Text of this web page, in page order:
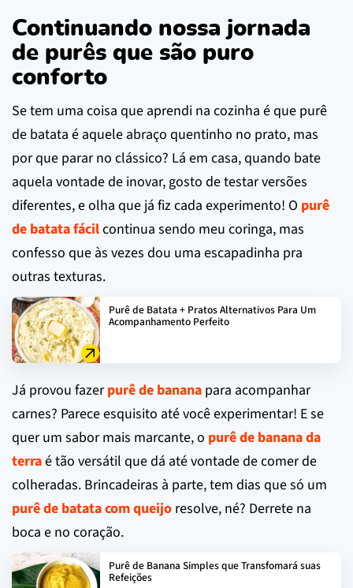
Continuando nossa jornada
de purês que são puro
conforto
Se tem uma coisa que aprendi na cozinha é que purê
de batata é aquele abraço quentinho no prato, mas
por que parar no clássico? Lá em casa, quando bate
aquela vontade de inovar, gosto de testar versões
diferentes, e olha que já fiz cada experimento! O purê
de batata fácilcontinua sendo meu coringa, mas
confesso que às vezes dou uma escapadinha pra
outras texturas.
Purê de Batata + Pratos Alternativos Para Um
Acompanhamento Perfeito
Já provou fazerpurê de banana para acompanhar
carnes? Parece esquisito até você experimentar! E se
quer um sabor mais marcante, o purê de banana da
terraé tão versátil que dá até vontade de comer de
colheradas. Brincadeiras à parte, tem dias que só um
purê de batata com queijo resolve, né? Derrete na
boca e no coração.
Purê de Banana Simples que Transfomará suas
Refeições